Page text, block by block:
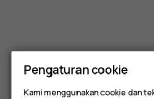
Pengaturan cookie
Kami menggunakan cookie dan